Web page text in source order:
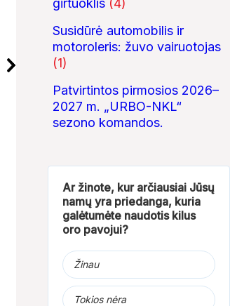
04:56
Žemaitija
ROSVELO ATEIVIO
ISTORIJA: KAS
NUTIKO...
girtuoklis (4)
Susidūrė automobilis ir
motoroleris: žuvo vairuotojas
(1)
Patvirtintos pirmosios 2026–
2027 m. „URBO-NKL“
sezono komandos.
Ar žinote, kur arčiausiai Jūsų
namų yra priedanga, kuria
galėtumėte naudotis kilus
oro pavojui?
Žinau
Tokios nėra